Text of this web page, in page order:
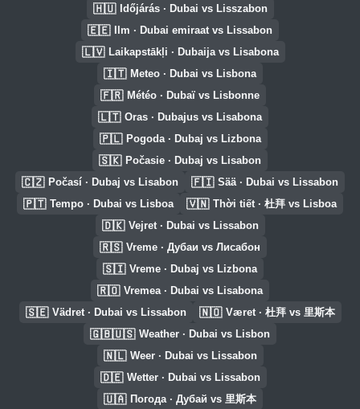
🇭🇺 Időjárás · Dubai vs Lisszabon
🇪🇪 Ilm · Dubai emiraat vs Lissabon
🇱🇻 Laikapstākļi · Dubaija vs Lisabona
🇮🇹 Meteo · Dubai vs Lisbona
🇫🇷 Météo · Dubaï vs Lisbonne
🇱🇹 Oras · Dubajus vs Lisabona
🇵🇱 Pogoda · Dubaj vs Lizbona
🇸🇰 Počasie · Dubaj vs Lisabon
🇨🇿 Počasí · Dubaj vs Lisabon 🇫🇮 Sää · Dubai vs Lissabon
🇵🇹 Tempo · Dubai vs Lisboa 🇻🇳 Thời tiết · 杜拜 vs Lisboa
🇩🇰 Vejret · Dubai vs Lissabon
🇷🇸 Vreme · Дубаи vs Лисабон
🇸🇮 Vreme · Dubaj vs Lizbona
🇷🇴 Vremea · Dubai vs Lisabona
🇸🇪 Vädret · Dubai vs Lissabon 🇳🇴 Været · 杜拜 vs 里斯本
🇬🇧🇺🇸 Weather · Dubai vs Lisbon
🇳🇱 Weer · Dubai vs Lissabon
🇩🇪 Wetter · Dubai vs Lissabon
🇺🇦 Погода · Дубай vs 里斯本